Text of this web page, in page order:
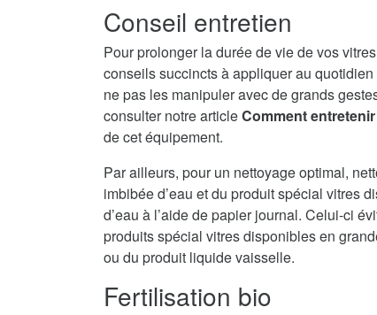
Conseil entretien
Pour prolonger la durée de vie de vos
conseils succincts à appliquer au
ne pas les manipuler avec de grands
consulter notre articleComment
de cet équipement.
Par ailleurs, pour un nettoyage optimal,
imbibée d’eau et du produit spécial vitres
d’eau à l’aide de papier journal. Celui-ci
produits spécial vitres disponibles en
ou du produit liquide vaisselle.
Fertilisation bio